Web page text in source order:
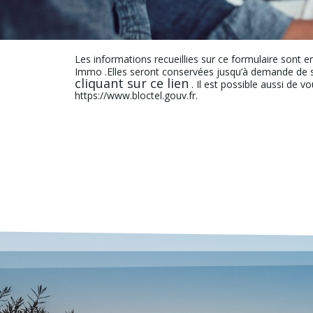
Les informations recueillies sur ce formulaire sont
Immo .Elles seront conservées jusqu’à demande
cliquant sur ce lien . Il est possible aussi de
https://www.bloctel.gouv.fr.